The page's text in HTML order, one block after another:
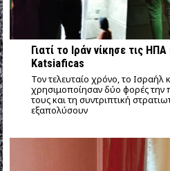
Γιατί το Ιράν νίκησε τις
Katsiaficas
Τον τελευταίο χρόνο, το Ισραήλ
χρησιμοποίησαν δύο φορές την
τους και τη συντριπτική
εξαπολύσουν